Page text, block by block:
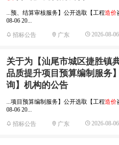
...预、结算审核服务】公开选取【工程造价
08-06 20...
招标公告 广东 2026-08-06
关于为【汕尾市城区捷胜镇
品质提升项目预算编制服务
询】机构的公告
...项目预算编制服务】公开选取【工程造价
08-06 20...
招标公告 广东 2026-08-06